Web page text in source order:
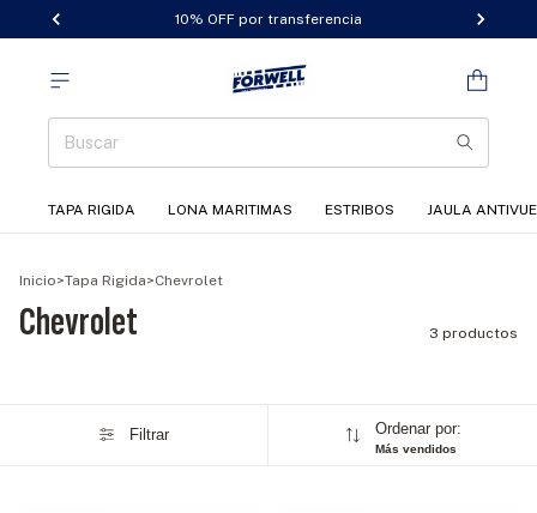
10% OFF por transferencia
TAPA RIGIDA LONA MARITIMAS ESTRIBOS JAULA
Inicio>Tapa Rigida>Chevrolet
Chevrolet 3 productos
Filtrar Ordenar por:
Más vendidos